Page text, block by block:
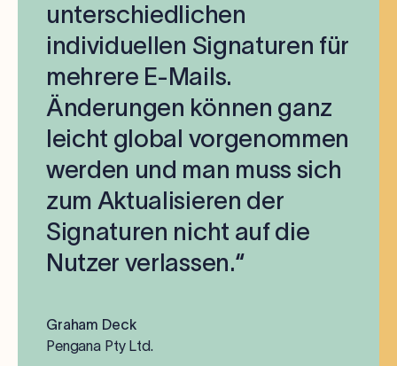
unterschiedlichen
individuellen Signaturen für
mehrere E-Mails.
Änderungen können ganz
leicht global vorgenommen
werden und man muss sich
zum Aktualisieren der
Signaturen nicht auf die
Nutzer verlassen.“
Graham Deck
Pengana Pty Ltd.